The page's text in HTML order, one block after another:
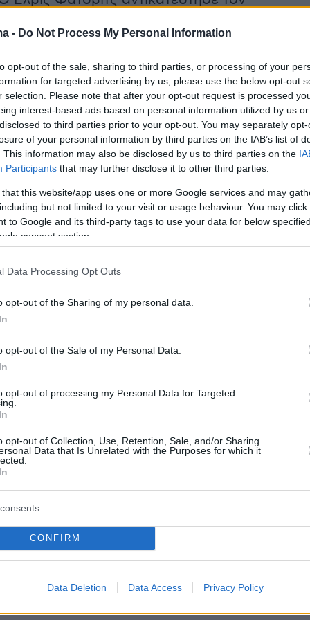
- Do Not Process My Personal Information
opt-out of the sale, sharing to third parties, or processing of your
for targeted advertising by us, please use the below opt-out
selection. Please note that after your opt-out request is processed
interest-based ads based on personal information utilized by us
to third parties prior to your opt-out. You may separately
of your personal information by third parties on the IAB’s list of
This information may also be disclosed by us to third parties on the
Participants that may further disclose it to other third parties.
that this website/app uses one or more Google services and may
but not limited to your visit or usage behaviour. You may
to Google and its third-party tags to use your data for below
consent section.
Data Processing Opt Outs
opt-out of the Sharing of my personal data.
opt-out of the Sale of my Personal Data.
opt-out of processing my Personal Data for Targeted
opt-out of Collection, Use, Retention, Sale, and/or Sharing
Data that Is Unrelated with the Purposes for which it
CONFIRM
Data Deletion Data Access Privacy Policy
να παλεύει μόνος του με τρία γκολ, αλλά η
βελτίωση υπήρξε στη δεύτερη
ο Μαξ Ιρβινγκ με τρία γκολ φρόντισε ώστε
απλά να μην μειωθεί, αλλά αντίθετα να
+6 (13-7) στο ημίχρονο. Ο Φάτοβιτς
στιγμή τον Τζωρτζάτο, αλλά η Προ
αλάνθαστη στον παίκτη παραπάνω (8/9
ενώ ο Ολυμπιακός κέρδιζε μεν
αλλά ήταν σταθερά γύρω στο 50%.
του αγώνα εξελίχθηκε σε τυπική
καθώς η ιταλική ομάδα δεν άφησε κανένα
"ερυθρόλευκους" να σκεφτούν καν ότι
να κυνηγήσουν την ανατροπή. Η διαφορά
τα οκτώ γκολ (17-9), στις αρχές του
οκταλέπτου, με τους Ιταλούς να χαλαρώνουν
και τον Ολυμπιακό να μειώνει στο τελικό